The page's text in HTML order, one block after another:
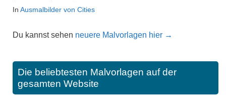
In Ausmalbilder von Cities
Du kannst sehen neuere Malvorlagen hier →
Die beliebtesten Malvorlagen auf der
gesamten Website